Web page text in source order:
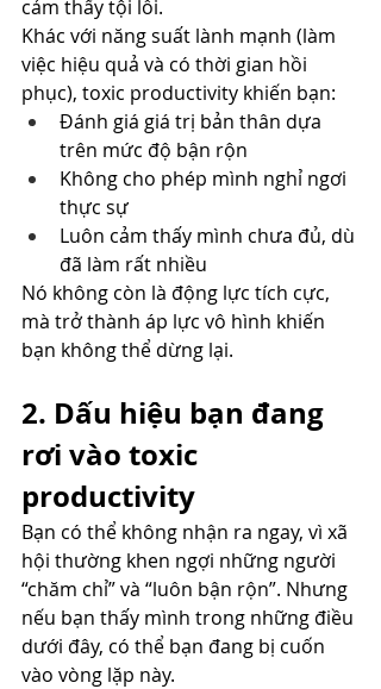
cảm thấy tội lỗi.
Khác với năng suất lành mạnh (làm
việc hiệu quả và có thời gian hồi
phục), toxic productivity khiến bạn:
Đánh giá giá trị bản thân dựa
trên mức độ bận rộn
Không cho phép mình nghỉ ngơi
thực sự
Luôn cảm thấy mình chưa đủ, dù
đã làm rất nhiều
Nó không còn là động lực tích cực,
mà trở thành áp lực vô hình khiến
bạn không thể dừng lại.
2. Dấu hiệu bạn đang
rơi vào toxic
productivity
Bạn có thể không nhận ra ngay, vì xã
hội thường khen ngợi những người
“chăm chỉ” và “luôn bận rộn”. Nhưng
nếu bạn thấy mình trong những điều
dưới đây, có thể bạn đang bị cuốn
vào vòng lặp này.